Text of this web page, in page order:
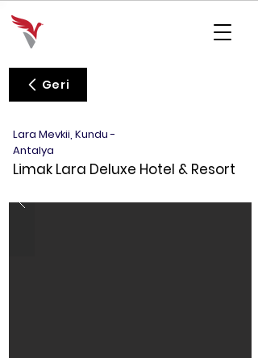
Geri
Lara Mevkii, Kundu -
Antalya
Limak Lara Deluxe Hotel & Resort